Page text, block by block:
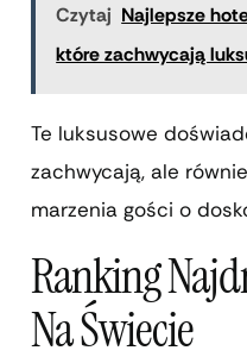
Czytaj Najlepsze
które zachwycają
Te luksusowe
zachwycają, ale
marzenia gości o
Ranking
Na Świecie